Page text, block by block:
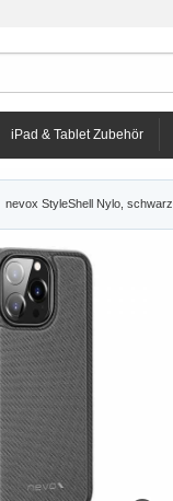
iPad & Tablet Zubehör
nevox StyleShell Nylo, schwarz